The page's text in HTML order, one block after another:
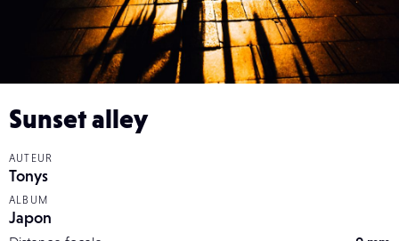
Sunset alley
AUTEUR
Tonys
ALBUM
Japon